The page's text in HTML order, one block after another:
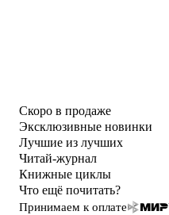
Скоро в продаже
Эксклюзивные новинки
Лучшие из лучших
Читай-журнал
Книжные циклы
Что ещё почитать?
Принимаем к оплате